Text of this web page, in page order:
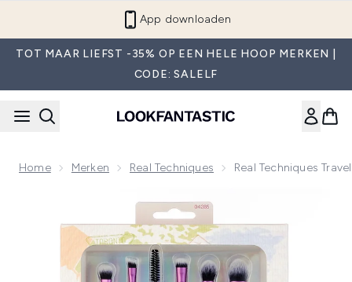
App downloaden
TOT MAAR LIEFST -35% OP EEN HELE HOOP MERKEN |
CODE: SALELF
Home Merken Real Techniques Real Techniques